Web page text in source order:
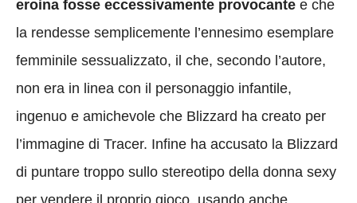
eroina fosse eccessivamente provocante e che
la rendesse semplicemente l’ennesimo esemplare
femminile sessualizzato, il che, secondo l’autore,
non era in linea con il personaggio infantile,
ingenuo e amichevole che Blizzard ha creato per
l’immagine di Tracer. Infine ha accusato la Blizzard
di puntare troppo sullo stereotipo della donna sexy
per vendere il proprio gioco, usando anche